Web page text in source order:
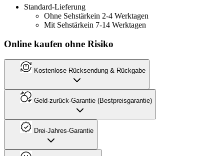
Standard-Lieferung
Ohne Sehstärkein 2-4 Werktagen
Mit Sehstärkein 7-14 Werktagen
Online kaufen ohne Risiko
Kostenlose Rücksendung & Rückgabe
Geld-zurück-Garantie (Bestpreisgarantie)
Drei-Jahres-Garantie